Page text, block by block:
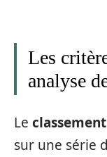
Les
analyse
Le classement
sur une série